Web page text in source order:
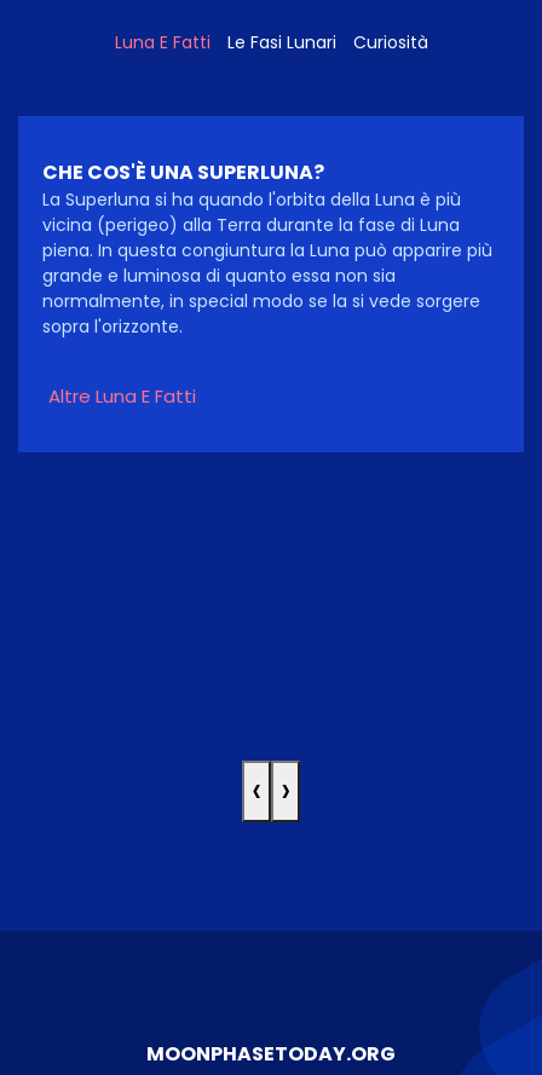
Luna E Fatti Le Fasi Lunari Curiosità
CHE COS'È UNA SUPERLUNA?
La Superluna si ha quando l'orbita della Luna è più
vicina (perigeo) alla Terra durante la fase di Luna
piena. In questa congiuntura la Luna può apparire più
grande e luminosa di quanto essa non sia
normalmente, in special modo se la si vede sorgere
sopra l'orizzonte.
Altre Luna E Fatti
‹ ›
MOONPHASETODAY.ORG